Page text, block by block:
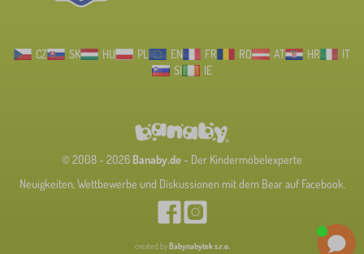
CZ SK HU PL EN FR RO AT HR
IT
SI
IE
© 2008 - 2026 Banaby.de- Der Kindermöbelexperte
Neuigkeiten, Wettbewerbe und Diskussionen mit dem Bear auf Facebook.
created by Babynabytek s.r.o.